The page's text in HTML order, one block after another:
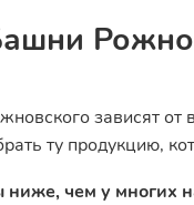
зависят от
ту продукцию,
чем у многих